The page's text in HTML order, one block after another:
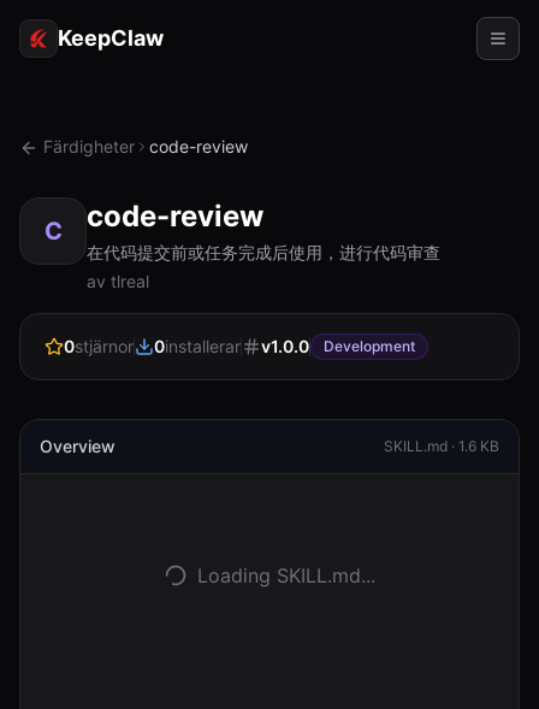
KeepClaw
Tokenåtkomst
Användningsfall
Priser
RESURSER
Jämför
Logga in
Färdigheter code-review
C code-review
在代码提交前或任务完成后使用，进行代码审查
av tlreal
0stjärnor 0installerar v1.0.0 Development
Overview SKILL.md · 1.6 KB
Loading SKILL.md...